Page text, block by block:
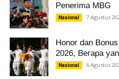
Penerima MBG
Nasional 7 Agustus
Honor dan
2026, Berapa
Nasional 6 Agustus